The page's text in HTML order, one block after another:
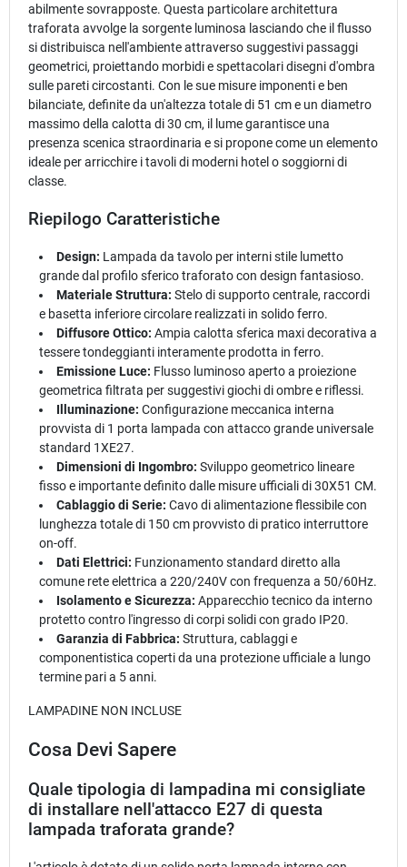
abilmente sovrapposte. Questa particolare architettura
traforata avvolge la sorgente luminosa lasciando che il flusso
si distribuisca nell'ambiente attraverso suggestivi passaggi
geometrici, proiettando morbidi e spettacolari disegni d'ombra
sulle pareti circostanti. Con le sue misure imponenti e ben
bilanciate, definite da un'altezza totale di 51 cm e un diametro
massimo della calotta di 30 cm, il lume garantisce una
presenza scenica straordinaria e si propone come un elemento
ideale per arricchire i tavoli di moderni hotel o soggiorni di
classe.
Riepilogo Caratteristiche
Design: Lampada da tavolo per interni stile lumetto
grande dal profilo sferico traforato con design fantasioso.
Materiale Struttura: Stelo di supporto centrale, raccordi
e basetta inferiore circolare realizzati in solido ferro.
Diffusore Ottico: Ampia calotta sferica maxi decorativa a
tessere tondeggianti interamente prodotta in ferro.
Emissione Luce: Flusso luminoso aperto a proiezione
geometrica filtrata per suggestivi giochi di ombre e riflessi.
Illuminazione: Configurazione meccanica interna
provvista di 1 porta lampada con attacco grande universale
standard 1XE27.
Dimensioni di Ingombro: Sviluppo geometrico lineare
fisso e importante definito dalle misure ufficiali di 30X51 CM.
Cablaggio di Serie: Cavo di alimentazione flessibile con
lunghezza totale di 150 cm provvisto di pratico interruttore
on-off.
Dati Elettrici: Funzionamento standard diretto alla
comune rete elettrica a 220/240V con frequenza a 50/60Hz.
Isolamento e Sicurezza: Apparecchio tecnico da interno
protetto contro l'ingresso di corpi solidi con grado IP20.
Garanzia di Fabbrica: Struttura, cablaggi e
componentistica coperti da una protezione ufficiale a lungo
termine pari a 5 anni.
LAMPADINE NON INCLUSE
Cosa Devi Sapere
Quale tipologia di lampadina mi consigliate
di installare nell'attacco E27 di questa
lampada traforata grande?